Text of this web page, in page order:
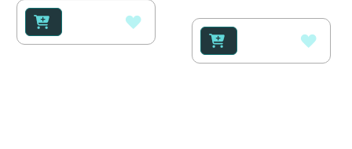
AGGIUNGI
ALLA
ALLA